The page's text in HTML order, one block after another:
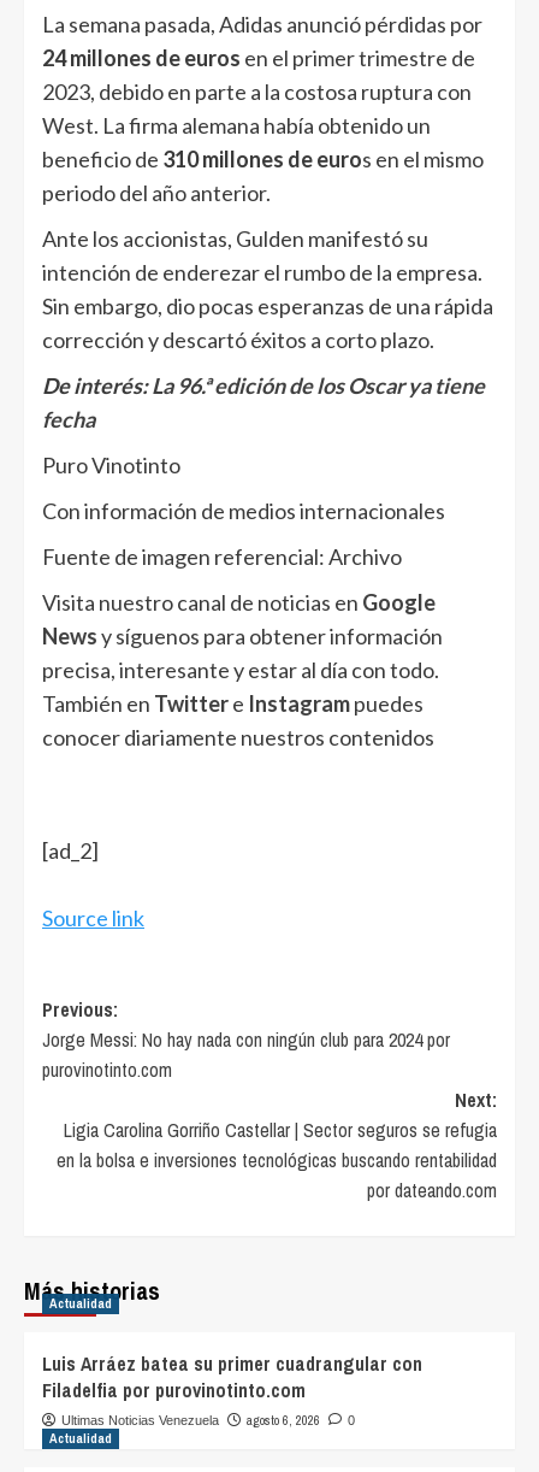
La semana pasada, Adidas anunció pérdidas por
24 millones de euros en el primer trimestre de
2023, debido en parte a la costosa ruptura con
West. La firma alemana había obtenido un
beneficio de 310 millones de euros en el mismo
periodo del año anterior.
Ante los accionistas, Gulden manifestó su
intención de enderezar el rumbo de la empresa.
Sin embargo, dio pocas esperanzas de una rápida
corrección y descartó éxitos a corto plazo.
De interés:La 96.ª edición de los Oscar ya tiene
fecha
Puro Vinotinto
Con información de medios internacionales
Fuente de imagen referencial: Archivo
Visita nuestro canal de noticias en Google
Newsy síguenos para obtener información
precisa, interesante y estar al día con todo.
También en Twittere Instagrampuedes
conocer diariamente nuestros contenidos
[ad_2]
Source link
Post
navigation
Previous:
Jorge Messi: No hay nada con ningún club para 2024 por
purovinotinto.com
Next:
Ligia Carolina Gorriño Castellar | Sector seguros se refugia
en la bolsa e inversiones tecnológicas buscando rentabilidad
por dateando.com
Más historias
Actualidad
Luis Arráez batea su primer cuadrangular con
Filadelfia por purovinotinto.com
Ultimas Noticias Venezuela agosto 6, 2026 0
Actualidad